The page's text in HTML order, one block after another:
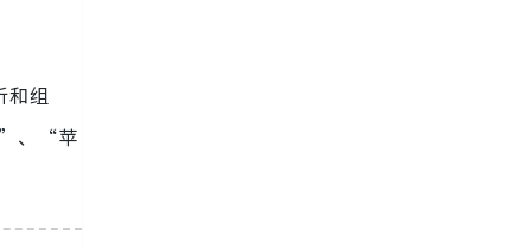
和组
”、“苹